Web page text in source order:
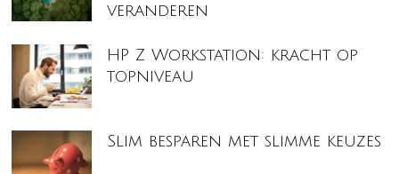
veranderen
HP Z Workstation: kracht op
topniveau
Slim besparen met slimme keuzes